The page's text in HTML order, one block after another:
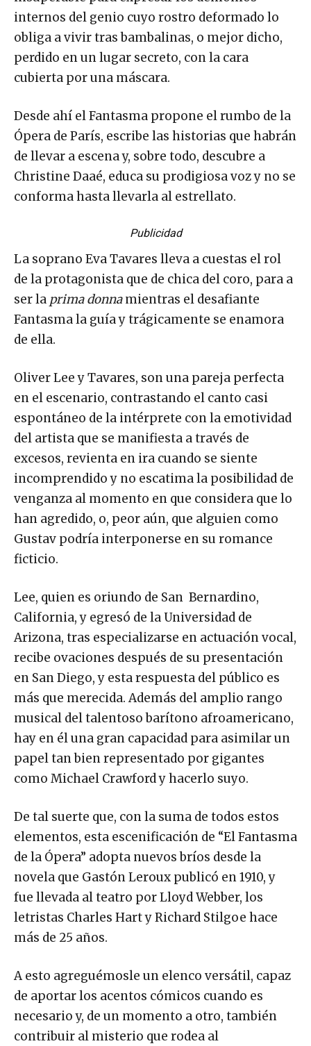
internos del genio cuyo rostro deformado lo
obliga a vivir tras bambalinas, o mejor dicho,
perdido en un lugar secreto, con la cara
cubierta por una máscara.
Desde ahí el Fantasma propone el rumbo de la
Ópera de París, escribe las historias que habrán
de llevar a escena y, sobre todo, descubre a
Christine Daaé, educa su prodigiosa voz y no se
conforma hasta llevarla al estrellato.
Publicidad
La soprano Eva Tavares lleva a cuestas el rol
de la protagonista que de chica del coro, para a
ser la prima donnamientras el desafiante
Fantasma la guía y trágicamente se enamora
de ella.
Oliver Lee y Tavares, son una pareja perfecta
en el escenario, contrastando el canto casi
espontáneo de la intérprete con la emotividad
del artista que se manifiesta a través de
excesos, revienta en ira cuando se siente
incomprendido y no escatima la posibilidad de
venganza al momento en que considera que lo
han agredido, o, peor aún, que alguien como
Gustav podría interponerse en su romance
ficticio.
Lee, quien es oriundo de San Bernardino,
California, y egresó de la Universidad de
Arizona, tras especializarse en actuación vocal,
recibe ovaciones después de su presentación
en San Diego, y esta respuesta del público es
más que merecida. Además del amplio rango
musical del talentoso barítono afroamericano,
hay en él una gran capacidad para asimilar un
papel tan bien representado por gigantes
como Michael Crawford y hacerlo suyo.
De tal suerte que, con la suma de todos estos
elementos, esta escenificación de “El Fantasma
de la Ópera” adopta nuevos bríos desde la
novela que Gastón Leroux publicó en 1910, y
fue llevada al teatro por Lloyd Webber, los
letristas Charles Hart y Richard Stilgoe hace
más de 25 años.
A esto agreguémosle un elenco versátil, capaz
de aportar los acentos cómicos cuando es
necesario y, de un momento a otro, también
contribuir al misterio que rodea al